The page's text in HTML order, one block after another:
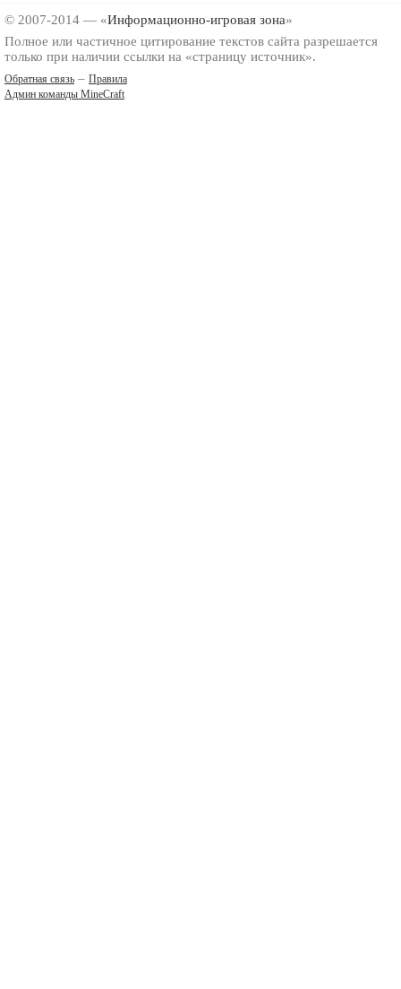
© 2007-2014 — «Информационно-игровая зона»
Полное или частичное цитирование текстов сайта разрешается
только при наличии ссылки на «страницу источник».
Обратная связь – Правила
Админ команды MineCraft